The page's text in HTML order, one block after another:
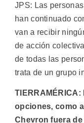
JPS: Las
han continuado
van a recibir
de acción
de todas las
trata de un grupo
opciones, como
Chevron fuera